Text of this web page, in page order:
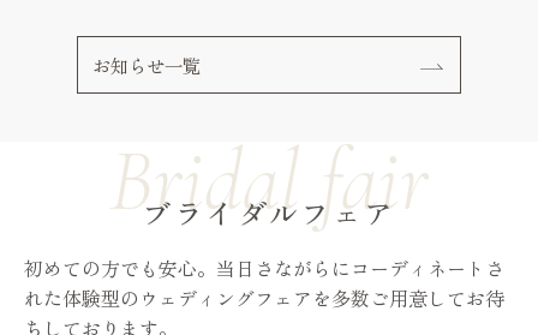
お知らせ一覧
ブライダルフェア
初めての方でも安心。当日さながらにコーディネートさ
れた体験型のウェディングフェアを多数ご用意してお待
ちしております。